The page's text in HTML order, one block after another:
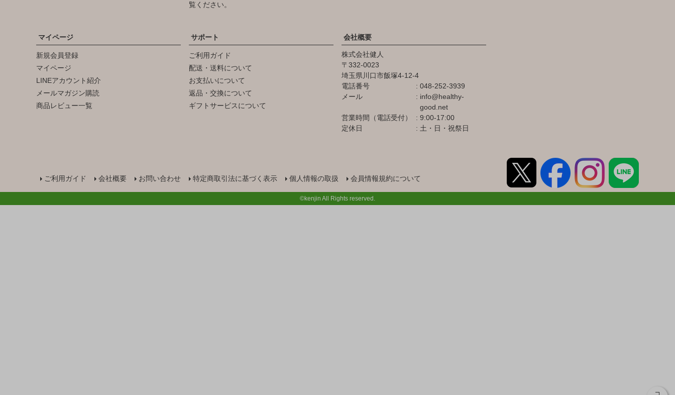
覧ください。
マイページ
新規会員登録
マイページ
LINEアカウント紹介
メールマガジン購読
商品レビュー一覧
サポート
ご利用ガイド
配送・送料について
お支払いについて
返品・交換について
ギフトサービスについて
会社概要
株式会社健人
332-0023
埼玉県川口市飯塚4-12-4
電話番号
048-252-3939
メール
info@healthy-
good.net
営業時間（電話受付）
9:00-17:00
定休日
土・日・祝祭日
ご利用ガイド 会社概要 お問い合わせ 特定商取引法に基づく表示 個人情報の取扱 会員情報規約について
©kenjin All Rights reserved.